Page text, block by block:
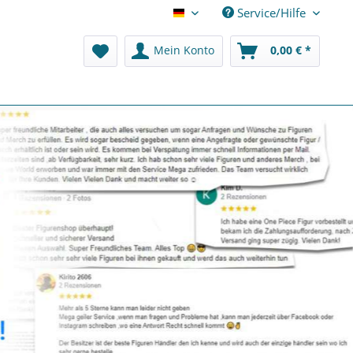
Deutsch Service/Hilfe
Mein Konto 0,00 € *